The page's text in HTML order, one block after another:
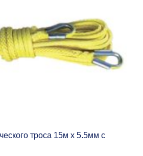
троса 15м х 5.5мм с